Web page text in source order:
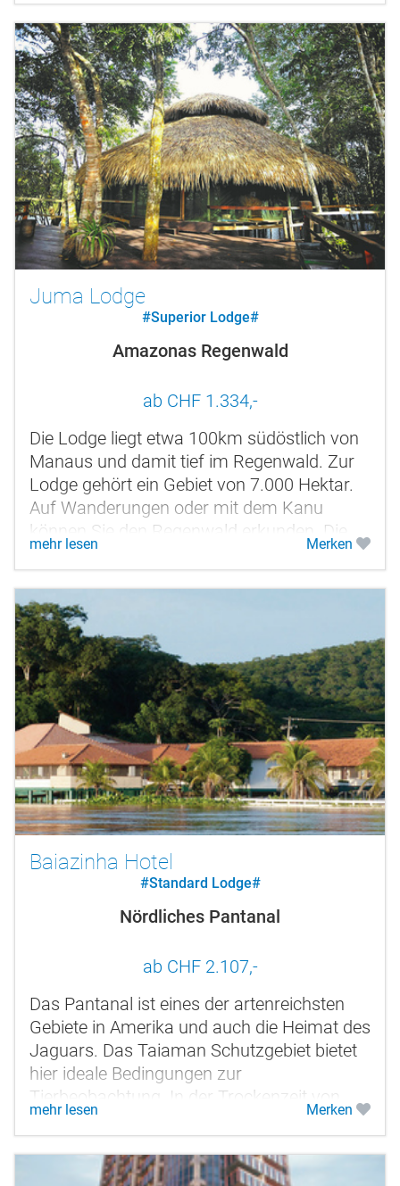
Juma Lodge
#Superior Lodge#
Amazonas Regenwald
ab CHF 1.334,-
Die Lodge liegt etwa 100km südöstlich von
Manaus und damit tief im Regenwald. Zur
Lodge gehört ein Gebiet von 7.000 Hektar.
Auf Wanderungen oder mit dem Kanu
können Sie den Regenwald erkunden. Die
Bungalows sind auf Stelzen gebaut und...
mehr lesen Merken
Baiazinha Hotel
#Standard Lodge#
Nördliches Pantanal
ab CHF 2.107,-
Das Pantanal ist eines der artenreichsten
Gebiete in Amerika und auch die Heimat des
Jaguars. Das Taiaman Schutzgebiet bietet
hier ideale Bedingungen zur
Tierbeobachtung. In der Trockenzeit von
Juli bis Oktober lassen sich die Jaguare
am...
mehr lesen Merken